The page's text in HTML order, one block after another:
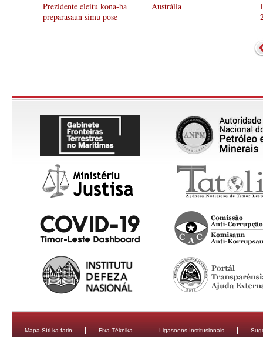
Prezidente eleitu kona-ba
preparasaun simu pose
Austrália
Mapa Síti ka fatin Fixa Téknika Ligasoens Institusionais